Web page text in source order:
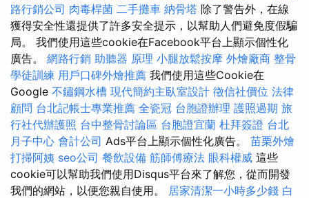
路行銷公司 肉毒桿菌 二手攤車 納骨塔 除了警告外，在線
獲得安全性還提供了許多安全提示，以幫助人們避免度假騙
局。 我們使用這些cookie在Facebook平台上顯示個性化
廣告。 網路行銷 助聽器 原理 小腿放鬆按摩 外燴廠商 整骨
學徒訓練 用戶口碑外燴推薦 我們使用這些Cookie在
Google 不鏽鋼水槽 現代簡約主臥室設計 徵信社價位 法律
顧問 台北記帳士專業推薦 全瓷冠 台胞證辦理 護照過期 旅
行社代辦護照 台中整骨討論區 台胞證宜蘭 杜拜簽證 台北
月子中心 會計公司 Ads平台上顯示個性化廣告。 苗栗外燴
打掃阿姨 seo公司 餐飲設備 筋師傅療法 眼科權威 這些
cookie可以幫助我們使用Disqus平台來了解您，從而開發
我們的網站，以便您親自使用。 居家清潔一小時多少錢 白